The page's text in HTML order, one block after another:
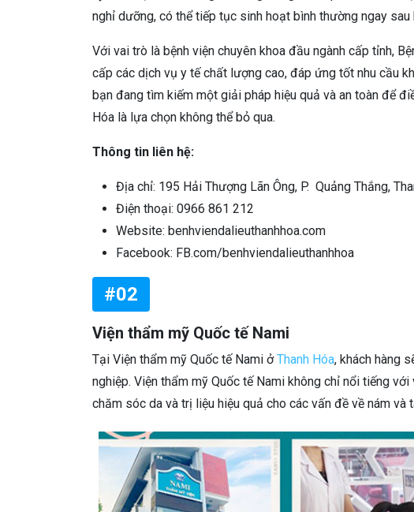
nghỉ dưỡng, có thể tiếp tục sinh hoạt bình thường ngay sau
Với vai trò là bệnh viện chuyên khoa đầu ngành cấp tỉnh,
cấp các dịch vụ y tế chất lượng cao, đáp ứng tốt nhu cầu
bạn đang tìm kiếm một giải pháp hiệu quả và an toàn để
Hóa là lựa chọn không thể bỏ qua.
Thông tin liên hệ:
Địa chỉ: 195 Hải Thượng Lãn Ông, P. Quảng Thắng,
Điện thoại: 0966 861 212
Website: benhviendalieuthanhhoa.com
Facebook: FB.com/benhviendalieuthanhhoa
#02
Viện thẩm mỹ Quốc tế Nami
Tại Viện thẩm mỹ Quốc tế Nami ởThanh Hóa, khách hàng
nghiệp. Viện thẩm mỹ Quốc tế Nami không chỉ nổi tiếng
chăm sóc da và trị liệu hiệu quả cho các vấn đề về nám và